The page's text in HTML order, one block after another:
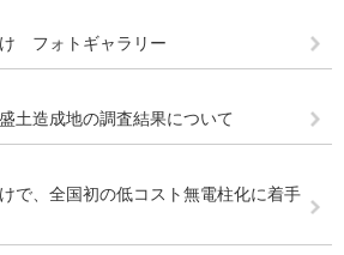
フォトギャラリー
土造成地の調査結果について
で、全国初の低コスト無電柱化に着手